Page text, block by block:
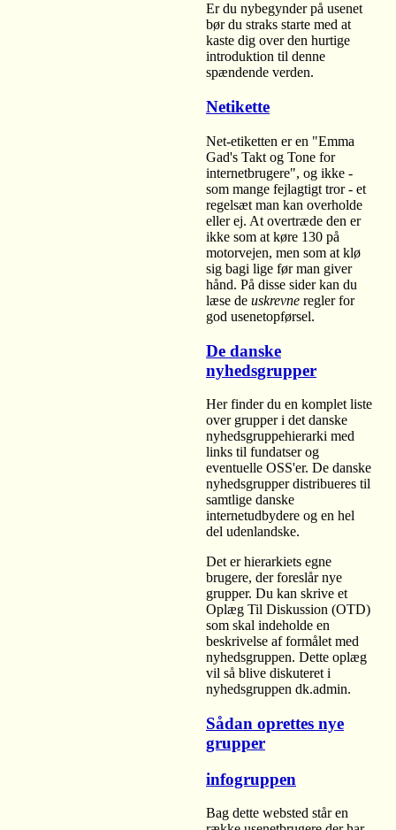
Er du nybegynder på usenet
bør du straks starte med at
kaste dig over den hurtige
introduktion til denne
spændende verden.
Netikette
Net-etiketten er en "Emma
Gad's Takt og Tone for
internetbrugere", og ikke -
som mange fejlagtigt tror - et
regelsæt man kan overholde
eller ej. At overtræde den er
ikke som at køre 130 på
motorvejen, men som at klø
sig bagi lige før man giver
hånd. På disse sider kan du
læse de uskrevne regler for
god usenetopførsel.
De danske
nyhedsgrupper
Her finder du en komplet liste
over grupper i det danske
nyhedsgruppehierarki med
links til fundatser og
eventuelle OSS'er. De danske
nyhedsgrupper distribueres til
samtlige danske
internetudbydere og en hel
del udenlandske.
Det er hierarkiets egne
brugere, der foreslår nye
grupper. Du kan skrive et
Oplæg Til Diskussion (OTD)
som skal indeholde en
beskrivelse af formålet med
nyhedsgruppen. Dette oplæg
vil så blive diskuteret i
nyhedsgruppen dk.admin.
Sådan oprettes nye
grupper
infogruppen
Bag dette websted står en